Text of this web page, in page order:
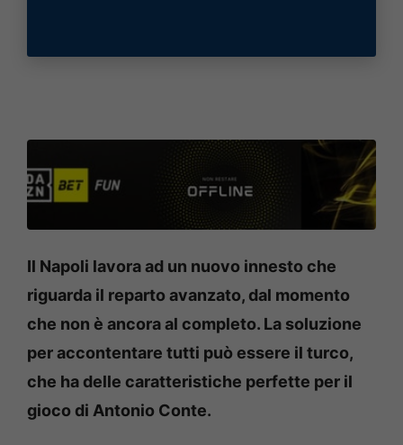
Il Napoli lavora ad un nuovo innesto che
riguarda il reparto avanzato, dal momento
che non è ancora al completo. La soluzione
per accontentare tutti può essere il turco,
che ha delle caratteristiche perfette per il
gioco di Antonio Conte.